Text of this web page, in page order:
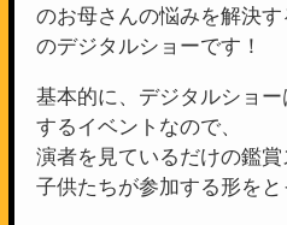
のお母さんの悩みを解決
のデジタルショーです！
基本的に、デジタルショ
するイベントなので、
演者を見ているだけの鑑賞
子供たちが参加する形をと